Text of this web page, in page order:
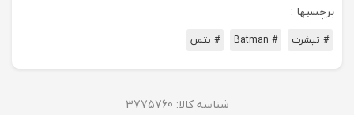
برچسبها :
# تیشرت # Batman # بتمن
شناسه کالا: 3775760